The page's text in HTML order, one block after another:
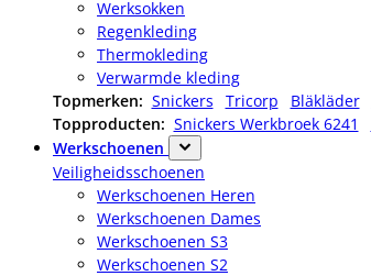
Werksokken
Regenkleding
Thermokleding
Verwarmde kleding
Topmerken: Snickers Tricorp Bläkläder
Topproducten: Snickers Werkbroek 6241
Werkschoenen
Veiligheidsschoenen
Werkschoenen Heren
Werkschoenen Dames
Werkschoenen S3
Werkschoenen S2